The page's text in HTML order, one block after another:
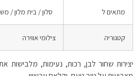
מתאים ל סלון / בית מלון /
קטגוריה צילומי אווירה
יצירות שחור לבן, רכות, נעימות,